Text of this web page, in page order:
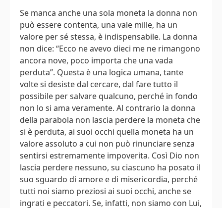
Se manca anche una sola moneta la donna non
può essere contenta, una vale mille, ha un
valore per sé stessa, è indispensabile. La donna
non dice: “Ecco ne avevo dieci me ne rimangono
ancora nove, poco importa che una vada
perduta”. Questa è una logica umana, tante
volte si desiste dal cercare, dal fare tutto il
possibile per salvare qualcuno, perché in fondo
non lo si ama veramente. Al contrario la donna
della parabola non lascia perdere la moneta che
si è perduta, ai suoi occhi quella moneta ha un
valore assoluto a cui non può rinunciare senza
sentirsi estremamente impoverita. Così Dio non
lascia perdere nessuno, su ciascuno ha posato il
suo sguardo di amore e di misericordia, perché
tutti noi siamo preziosi ai suoi occhi, anche se
ingrati e peccatori. Se, infatti, non siamo con Lui,